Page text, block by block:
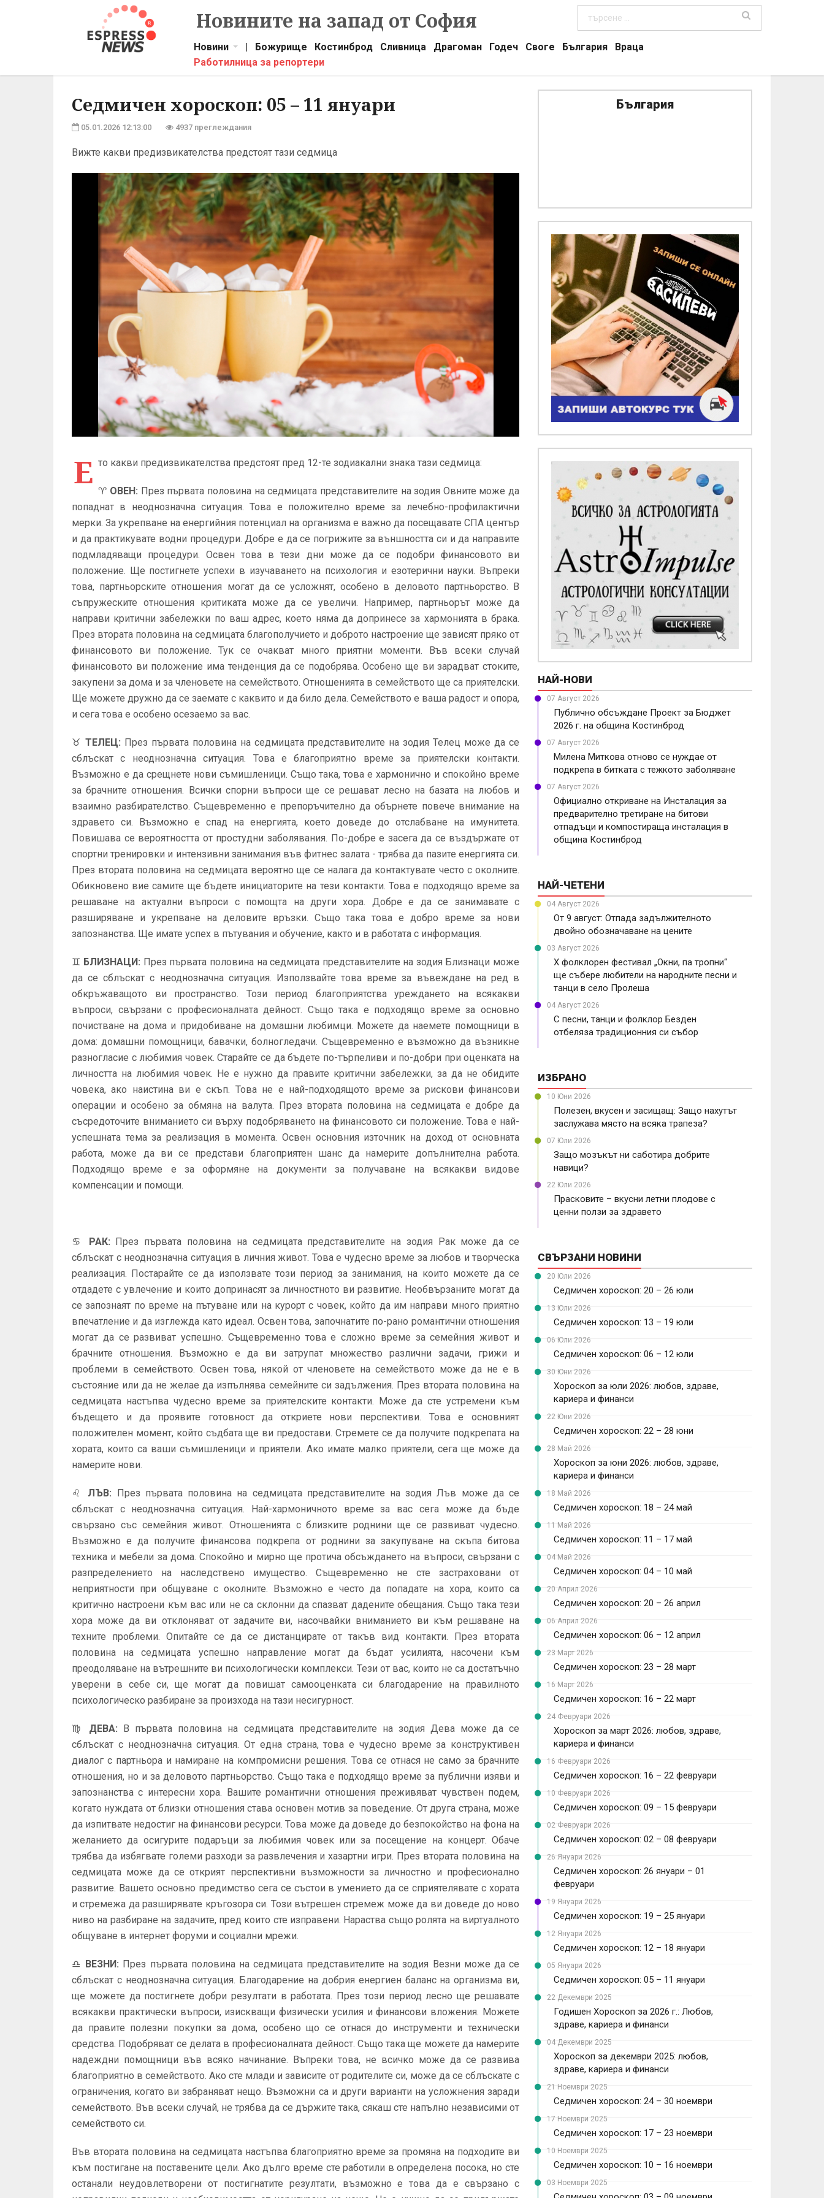
Новините на запад от София
Новини | Божурище Костинброд Сливница Драгоман Годеч Своге България
Враца
Работилница за репортери
Седмичен хороскоп: 05 – 11 януари
05.01.2026 12:13:00 4937 преглеждания
Вижте какви предизвикателства предстоят тази седмица
Е то какви предизвикателства предстоят пред 12-те зодиакални знака тази седмица:
♈ ОВЕН: През първата половина на седмицата представителите на зодия Овните може да
попаднат в неоднозначна ситуация. Това е положително време за лечебно-профилактични
мерки. За укрепване на енергийния потенциал на организма е важно да посещавате СПА център
и да практикувате водни процедури. Добре е да се погрижите за външността си и да направите
подмладяващи процедури. Освен това в тези дни може да се подобри финансовото ви
положение. Ще постигнете успехи в изучаването на психология и езотерични науки. Въпреки
това, партньорските отношения могат да се усложнят, особено в деловото партньорство. В
съпружеските отношения критиката може да се увеличи. Например, партньорът може да
направи критични забележки по ваш адрес, което няма да допринесе за хармонията в брака.
През втората половина на седмицата благополучието и доброто настроение ще зависят пряко от
финансовото ви положение. Тук се очакват много приятни моменти. Във всеки случай
финансовото ви положение има тенденция да се подобрява. Особено ще ви зарадват стоките,
закупени за дома и за членовете на семейството. Отношенията в семейството ще са приятелски.
Ще можете дружно да се заемате с каквито и да било дела. Семейството е ваша радост и опора,
и сега това е особено осезаемо за вас.
♉ ТЕЛЕЦ: През първата половина на седмицата представителите на зодия Телец може да се
сблъскат с неоднозначна ситуация. Това е благоприятно време за приятелски контакти.
Възможно е да срещнете нови съмишленици. Също така, това е хармонично и спокойно време
за брачните отношения. Всички спорни въпроси ще се решават лесно на базата на любов и
взаимно разбирателство. Същевременно е препоръчително да обърнете повече внимание на
здравето си. Възможно е спад на енергията, което доведе до отслабване на имунитета.
Повишава се вероятността от простудни заболявания. По-добре е засега да се въздържате от
спортни тренировки и интензивни занимания във фитнес залата - трябва да пазите енергията си.
През втората половина на седмицата вероятно ще се налага да контактувате често с околните.
Обикновено вие самите ще бъдете инициаторите на тези контакти. Това е подходящо време за
решаване на актуални въпроси с помощта на други хора. Добре е да се занимавате с
разширяване и укрепване на деловите връзки. Също така това е добро време за нови
запознанства. Ще имате успех в пътувания и обучение, както и в работата с информация.
♊ БЛИЗНАЦИ: През първата половина на седмицата представителите на зодия Близнаци може
да се сблъскат с неоднозначна ситуация. Използвайте това време за въвеждане на ред в
обкръжаващото ви пространство. Този период благоприятства уреждането на всякакви
въпроси, свързани с професионалната дейност. Също така е подходящо време за основно
почистване на дома и придобиване на домашни любимци. Можете да наемете помощници в
дома: домашни помощници, бавачки, болногледачи. Същевременно е възможно да възникне
разногласие с любимия човек. Старайте се да бъдете по-търпеливи и по-добри при оценката на
личността на любимия човек. Не е нужно да правите критични забележки, за да не обидите
човека, ако наистина ви е скъп. Това не е най-подходящото време за рискови финансови
операции и особено за обмяна на валута. През втората половина на седмицата е добре да
съсредоточите вниманието си върху подобряването на финансовото си положение. Това е най-
успешната тема за реализация в момента. Освен основния източник на доход от основната
работа, може да ви се представи благоприятен шанс да намерите допълнителна работа.
Подходящо време е за оформяне на документи за получаване на всякакви видове
компенсации и помощи.
♋ РАК: През първата половина на седмицата представителите на зодия Рак може да се
сблъскат с неоднозначна ситуация в личния живот. Това е чудесно време за любов и творческа
реализация. Постарайте се да използвате този период за занимания, на които можете да се
отдадете с увлечение и които допринасят за личностното ви развитие. Необвързаните могат да
се запознаят по време на пътуване или на курорт с човек, който да им направи много приятно
впечатление и да изглежда като идеал. Освен това, започнатите по-рано романтични отношения
могат да се развиват успешно. Същевременно това е сложно време за семейния живот и
брачните отношения. Възможно е да ви затрупат множество различни задачи, грижи и
проблеми в семейството. Освен това, някой от членовете на семейството може да не е в
състояние или да не желае да изпълнява семейните си задължения. През втората половина на
седмицата настъпва чудесно време за приятелските контакти. Може да сте устремени към
бъдещето и да проявите готовност да откриете нови перспективи. Това е основният
положителен момент, който съдбата ще ви предостави. Стремете се да получите подкрепата на
хората, които са ваши съмишленици и приятели. Ако имате малко приятели, сега ще може да
намерите нови.
♌ ЛЪВ: През първата половина на седмицата представителите на зодия Лъв може да се
сблъскат с неоднозначна ситуация. Най-хармоничното време за вас сега може да бъде
свързано със семейния живот. Отношенията с близките роднини ще се развиват чудесно.
Възможно е да получите финансова подкрепа от роднини за закупуване на скъпа битова
техника и мебели за дома. Спокойно и мирно ще протича обсъждането на въпроси, свързани с
разпределението на наследствено имущество. Същевременно не сте застраховани от
неприятности при общуване с околните. Възможно е често да попадате на хора, които са
критично настроени към вас или не са склонни да спазват дадените обещания. Също така тези
хора може да ви отклоняват от задачите ви, насочвайки вниманието ви към решаване на
техните проблеми. Опитайте се да се дистанцирате от такъв вид контакти. През втората
половина на седмицата успешно направление могат да бъдат усилията, насочени към
преодоляване на вътрешните ви психологически комплекси. Тези от вас, които не са достатъчно
уверени в себе си, ще могат да повишат самооценката си благодарение на правилното
психологическо разбиране за произхода на тази несигурност.
♍ ДЕВА: В първата половина на седмицата представителите на зодия Дева може да се
сблъскат с неоднозначна ситуация. От една страна, това е чудесно време за конструктивен
диалог с партньора и намиране на компромисни решения. Това се отнася не само за брачните
отношения, но и за деловото партньорство. Също така е подходящо време за публични изяви и
запознанства с интересни хора. Вашите романтични отношения преживяват чувствен подем,
когато нуждата от близки отношения става основен мотив за поведение. От друга страна, може
да изпитвате недостиг на финансови ресурси. Това може да доведе до безпокойство на фона на
желанието да осигурите подаръци за любимия човек или за посещение на концерт. Обаче
трябва да избягвате големи разходи за развлечения и хазартни игри. През втората половина на
седмицата може да се открият перспективни възможности за личностно и професионално
развитие. Вашето основно предимство сега се състои в умението да се сприятелявате с хората
и стремежа да разширявате кръгозора си. Този вътрешен стремеж може да ви доведе до ново
ниво на разбиране на задачите, пред които сте изправени. Нараства също ролята на виртуалното
общуване в интернет форуми и социални мрежи.
♎ ВЕЗНИ: През първата половина на седмицата представителите на зодия Везни може да се
сблъскат с неоднозначна ситуация. Благодарение на добрия енергиен баланс на организма ви,
ще можете да постигнете добри резултати в работата. През този период лесно ще решавате
всякакви практически въпроси, изискващи физически усилия и финансови вложения. Можете
да правите полезни покупки за дома, особено що се отнася до инструменти и технически
средства. Подобряват се делата в професионалната дейност. Също така ще можете да намерите
надеждни помощници във всяко начинание. Въпреки това, не всичко може да се развива
благоприятно в семейството. Ако сте млади и зависите от родителите си, може да се сблъскате с
ограничения, когато ви забраняват нещо. Възможни са и други варианти на усложнения заради
семейството. Във всеки случай, не трябва да се държите така, сякаш сте напълно независими от
семейството си.
Във втората половина на седмицата настъпва благоприятно време за промяна на подходите ви
към постигане на поставените цели. Ако дълго време сте работили в определена посока, но сте
останали неудовлетворени от постигнатите резултати, възможно е това да е свързано с
България
НАЙ-НОВИ
07 Август 2026
Публично обсъждане Проект за Бюджет
2026 г. на община Костинброд
07 Август 2026
Милена Миткова отново се нуждае от
подкрепа в битката с тежкото заболяване
07 Август 2026
Официално откриване на Инсталация за
предварително третиране на битови
отпадъци и компостираща инсталация в
община Костинброд
НАЙ-ЧЕТЕНИ
04 Август 2026
От 9 август: Отпада задължителното
двойно обозначаване на цените
03 Август 2026
X фолклорен фестивал „Окни, па тропни“
ще събере любители на народните песни и
танци в село Пролеша
04 Август 2026
С песни, танци и фолклор Безден
отбеляза традиционния си събор
ИЗБРАНО
10 Юни 2026
Полезен, вкусен и засищащ: Защо нахутът
заслужава място на всяка трапеза?
07 Юли 2026
Защо мозъкът ни саботира добрите
навици?
22 Юли 2026
Прасковите – вкусни летни плодове с
ценни ползи за здравето
СВЪРЗАНИ НОВИНИ
20 Юли 2026
Седмичен хороскоп: 20 – 26 юли
13 Юли 2026
Седмичен хороскоп: 13 – 19 юли
06 Юли 2026
Седмичен хороскоп: 06 – 12 юли
30 Юни 2026
Хороскоп за юли 2026: любов, здраве,
кариера и финанси
22 Юни 2026
Седмичен хороскоп: 22 – 28 юни
28 Май 2026
Хороскоп за юни 2026: любов, здраве,
кариера и финанси
18 Май 2026
Седмичен хороскоп: 18 – 24 май
11 Май 2026
Седмичен хороскоп: 11 – 17 май
04 Май 2026
Седмичен хороскоп: 04 – 10 май
20 Април 2026
Седмичен хороскоп: 20 – 26 април
06 Април 2026
Седмичен хороскоп: 06 – 12 април
23 Март 2026
Седмичен хороскоп: 23 – 28 март
16 Март 2026
Седмичен хороскоп: 16 – 22 март
24 Февруари 2026
Хороскоп за март 2026: любов, здраве,
кариера и финанси
16 Февруари 2026
Седмичен хороскоп: 16 – 22 февруари
10 Февруари 2026
Седмичен хороскоп: 09 – 15 февруари
02 Февруари 2026
Седмичен хороскоп: 02 – 08 февруари
26 Януари 2026
Седмичен хороскоп: 26 януари – 01
февруари
19 Януари 2026
Седмичен хороскоп: 19 – 25 януари
12 Януари 2026
Седмичен хороскоп: 12 – 18 януари
05 Януари 2026
Седмичен хороскоп: 05 – 11 януари
22 Декември 2025
Годишен Хороскоп за 2026 г.: Любов,
здраве, кариера и финанси
04 Декември 2025
Хороскоп за декември 2025: любов,
здраве, кариера и финанси
21 Ноември 2025
Седмичен хороскоп: 24 – 30 ноември
17 Ноември 2025
Седмичен хороскоп: 17 – 23 ноември
10 Ноември 2025
Седмичен хороскоп: 10 – 16 ноември
03 Ноември 2025